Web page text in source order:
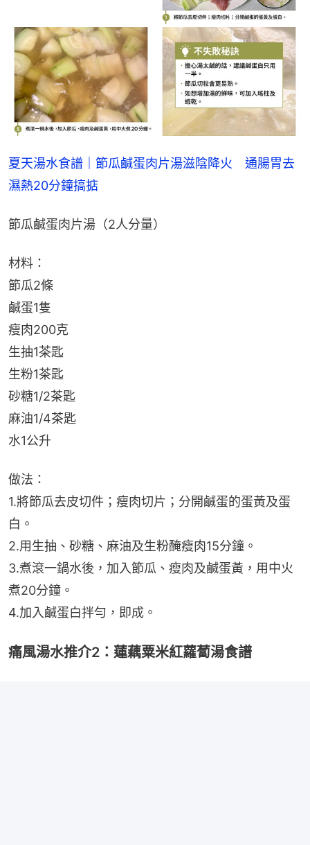
夏天湯水食譜｜節瓜鹹蛋肉片湯滋陰降火　通腸胃去
濕熱20分鐘搞掂
節瓜鹹蛋肉片湯（2人分量）
材料：
節瓜2條
鹹蛋1隻
瘦肉200克
生抽1茶匙
生粉1茶匙
砂糖1/2茶匙
麻油1/4茶匙
水1公升
做法：
1.將節瓜去皮切件；瘦肉切片；分開鹹蛋的蛋黃及蛋
白。
2.用生抽、砂糖、麻油及生粉醃瘦肉15分鐘。
3.煮滾一鍋水後，加入節瓜、瘦肉及鹹蛋黃，用中火
煮20分鐘。
4.加入鹹蛋白拌勻，即成。
痛風湯水推介2：蓮藕粟米紅蘿蔔湯食譜